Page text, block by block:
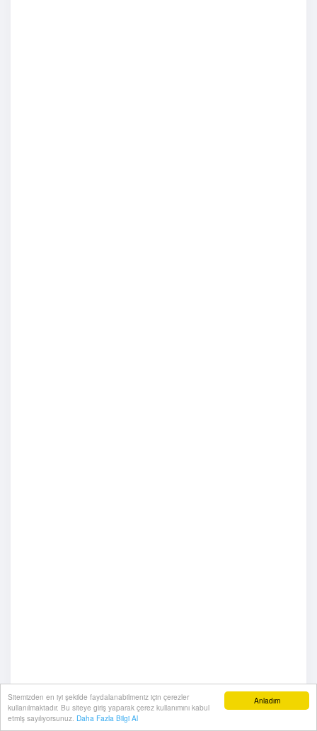
Anladım
Sitemizden en iyi şekilde faydalanabilmeniz için çerezler
kullanılmaktadır. Bu siteye giriş yaparak çerez kullanımını kabul
etmiş sayılıyorsunuz. Daha Fazla Bilgi Al